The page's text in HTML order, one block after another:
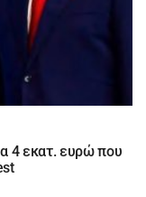
4 εκατ. ευρώ που